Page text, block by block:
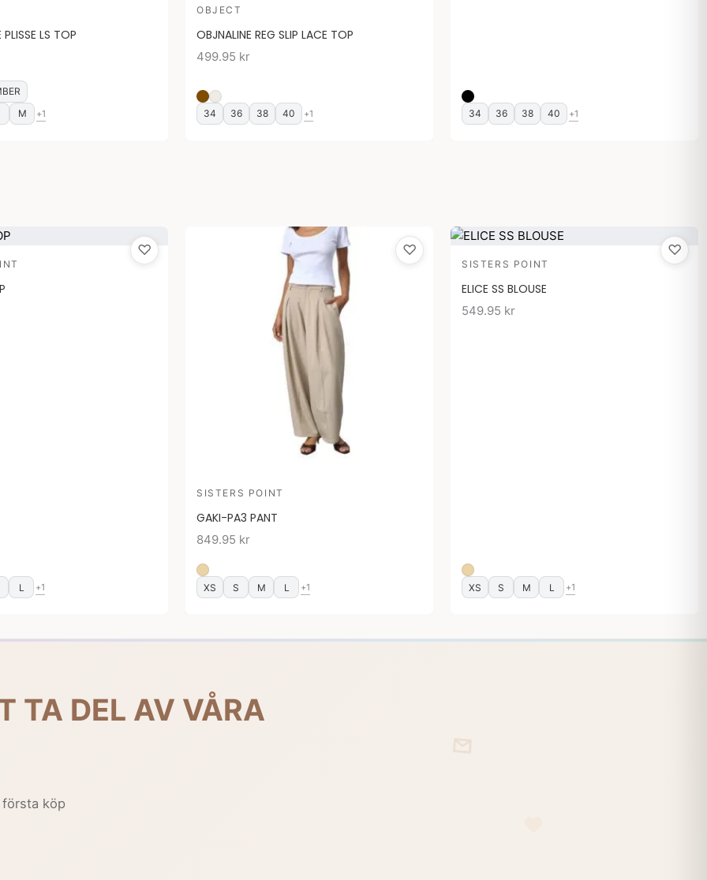
LS TOP
M
+1
OBJECT
OBJNALINE REG SLIP LACE TOP
499.95 kr
34 36 38 40 +1 34 36 38 40 +1
♡
L +1
♡
SISTERS POINT
GAKI-PA3 PANT
849.95 kr
XS S M L +1
♡
SISTERS POINT
ELICE SS BLOUSE
549.95 kr
XS S M L +1
TA DEL AV VÅRA
första köp